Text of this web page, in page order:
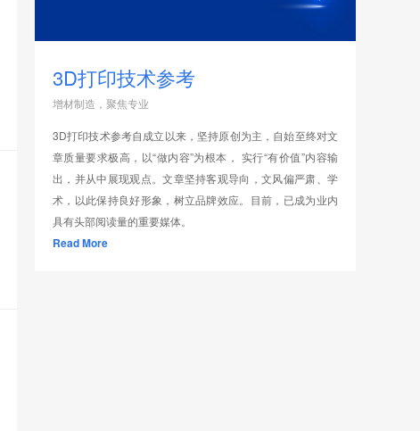
3D打印技术参考
增材制造，聚焦专业
3D打印技术参考自成立以来，坚持原创为主，自始至终对文
章质量要求极高，以“做内容”为根本， 实行“有价值”内容输
出，并从中展现观点。文章坚持客观导向，文风偏严肃、学
术，以此保持良好形象，树立品牌效应。目前，已成为业内
具有头部阅读量的重要媒体。
Read More